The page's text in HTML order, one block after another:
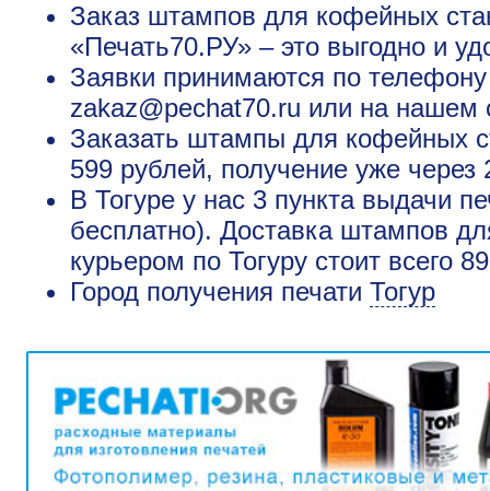
Заказ штампов для кофейных
«Печать70.РУ» – это выгодно и
Заявки принимаются по
zakaz@pechat70.ru или на нашем
Заказать штампы для кофейных
599 рублей, получение уже через
В Тогуре у нас 3 пункта выдачи
бесплатно). Доставка штампов
курьером по Тогуру стоит всего
Город получения печати Тогур